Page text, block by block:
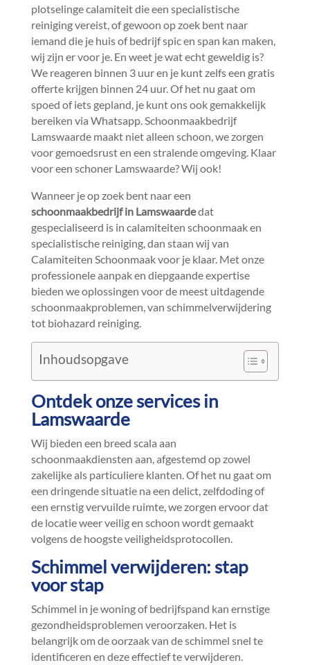
plotselinge calamiteit die een specialistische
reiniging vereist, of gewoon op zoek bent naar
iemand die je huis of bedrijf spic en span kan maken,
wij zijn er voor je.​ En weet je wat echt geweldig is?
We reageren binnen 3 uur en je kunt zelfs een gratis
offerte krijgen binnen 24 uur.​ Of het nu gaat om
spoed of iets gepland, je kunt ons ook gemakkelijk
bereiken via Whatsapp.​ Schoonmaakbedrijf
Lamswaarde maakt niet alleen schoon, we zorgen
voor gemoedsrust en een stralende omgeving.​ Klaar
voor een schoner Lamswaarde? Wij ook!
Wanneer je op zoek bent naar een
schoonmaakbedrijf in Lamswaardedat
gespecialiseerd is in calamiteiten schoonmaak en
specialistische reiniging, dan staan wij van
Calamiteiten Schoonmaak voor je klaar.​ Met onze
professionele aanpak en diepgaande expertise
bieden we oplossingen voor de meest uitdagende
schoonmaakproblemen, van schimmelverwijdering
tot biohazard reiniging.​
Inhoudsopgave
Ontdek onze services in
Lamswaarde
Wij bieden een breed scala aan
schoonmaakdiensten aan, afgestemd op zowel
zakelijke als particuliere klanten.​ Of het nu gaat om
een dringende situatie na een delict, zelfdoding of
een ernstig vervuilde ruimte, we zorgen ervoor dat
de locatie weer veilig en schoon wordt gemaakt
volgens de hoogste veiligheidsprotocollen.​
Schimmel verwijderen: stap
voor stap
Schimmel in je woning of bedrijfspand kan ernstige
gezondheidsproblemen veroorzaken.​ Het is
belangrijk om de oorzaak van de schimmel snel te
identificeren en deze effectief te verwijderen.​